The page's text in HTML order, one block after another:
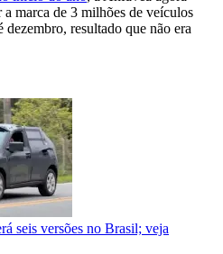
marca de 3 milhões de veículos
dezembro, resultado que não era
seis versões no Brasil; veja